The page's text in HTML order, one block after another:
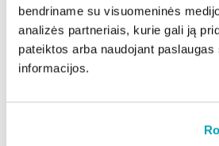
bendriname su visuomeninės
analizės partneriais, kurie gali ją
pateiktos arba naudojant paslaugas
informacijos.
buveines ir gamtos procesus.
Tad jei dar neaplankėte Varnikų
dabar yra puiki proga tai padaryti